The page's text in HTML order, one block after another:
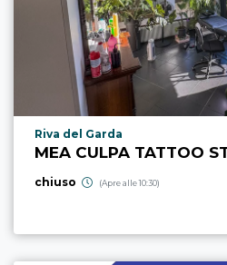
Località punto di interesse
Riva del Garda
MEA CULPA TATTOO
chiuso (Apre alle 10:30)